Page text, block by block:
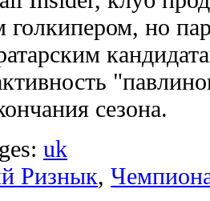
голкипером, но
сезона.
uk
Ризнык,